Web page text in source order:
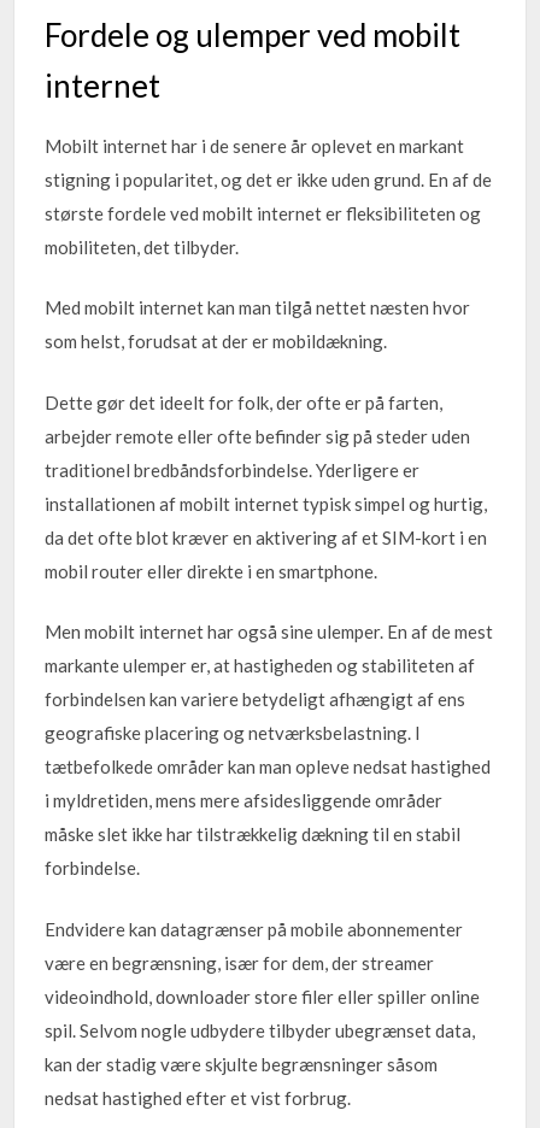
Fordele og ulemper ved mobilt
internet
Mobilt internet har i de senere år oplevet en markant
stigning i popularitet, og det er ikke uden grund. En af de
største fordele ved mobilt internet er fleksibiliteten og
mobiliteten, det tilbyder.
Med mobilt internet kan man tilgå nettet næsten hvor
som helst, forudsat at der er mobildækning.
Dette gør det ideelt for folk, der ofte er på farten,
arbejder remote eller ofte befinder sig på steder uden
traditionel bredbåndsforbindelse. Yderligere er
installationen af mobilt internet typisk simpel og hurtig,
da det ofte blot kræver en aktivering af et SIM-kort i en
mobil router eller direkte i en smartphone.
Men mobilt internet har også sine ulemper. En af de mest
markante ulemper er, at hastigheden og stabiliteten af
forbindelsen kan variere betydeligt afhængigt af ens
geografiske placering og netværksbelastning. I
tætbefolkede områder kan man opleve nedsat hastighed
i myldretiden, mens mere afsidesliggende områder
måske slet ikke har tilstrækkelig dækning til en stabil
forbindelse.
Endvidere kan datagrænser på mobile abonnementer
være en begrænsning, især for dem, der streamer
videoindhold, downloader store filer eller spiller online
spil. Selvom nogle udbydere tilbyder ubegrænset data,
kan der stadig være skjulte begrænsninger såsom
nedsat hastighed efter et vist forbrug.